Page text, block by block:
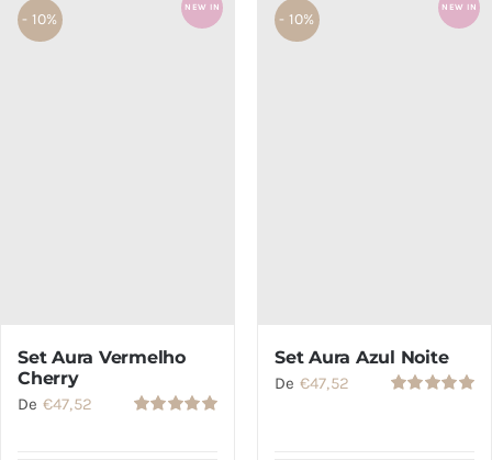
NEW IN
- 10%
Set Aura Vermelho
Cherry
De €47,52
NEW IN
- 10%
Set Aura Azul Noite
De €47,52